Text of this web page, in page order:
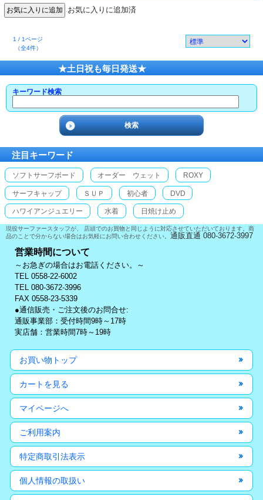
お気に入りに追加済
1 / 1ページ
（全4件）
★土日祝も毎日発送★
キーワード検索
注目キーワード
ソフトサーフボード オーダー ウェット ROXY
サーフキャップ ＳＵＰ 初心者 DVD
ハワイアンジュエリー 水着 日焼け止め
現役サーファースタッフが、 店頭でのお買物と同じように対応させていただいております。商
品のことで分からない場合はお気軽にお問い合わせください。 通販直通 080-3672-3997
営業時間について
～お急ぎの場合はお電話ください。～
TEL 0558-22-6002
TEL 080-3672-3996
FAX 0558-23-5339
●通信販売・ご注文後のお問合せ:
通販事業部：受付時間9時～17時
実店舗：営業時間7時～19時
お買い物トップ
カートを見る
マイページへ
ご利用案内
特定商取引法表示
個人情報の取扱い